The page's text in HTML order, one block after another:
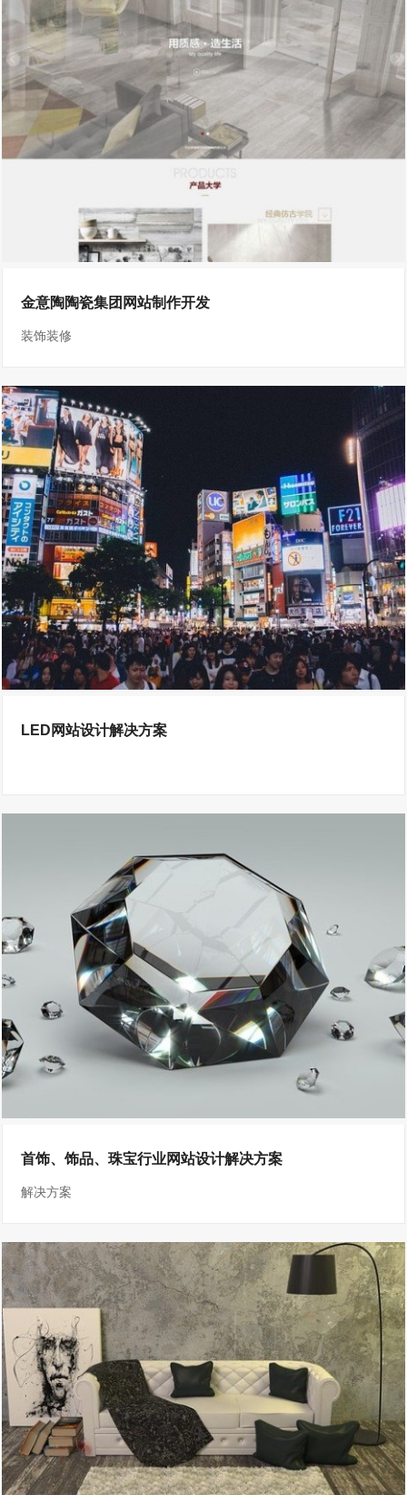
金意陶陶瓷集团网站制作开发
装饰装修
LED网站设计解决方案
首饰、饰品、珠宝行业网站设计解决方案
解决方案